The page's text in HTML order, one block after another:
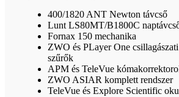
400/1820 ANT Newton távcső
Lunt LS80MT/B1800C
Fornax 150 mechanika
ZWO és PLayer One
szűrők
APM és TeleVue
ZWO ASIAR komplett rendszer
TeleVue és Explore Scientific